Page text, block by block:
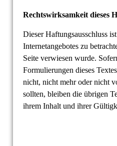
Rechtswirksamkeit dieses
Dieser Haftungsausschluss
Internetangebotes zu
Seite verwiesen wurde.
Formulierungen dieses
nicht, nicht mehr oder nicht
sollten, bleiben die übrigen
ihrem Inhalt und ihrer